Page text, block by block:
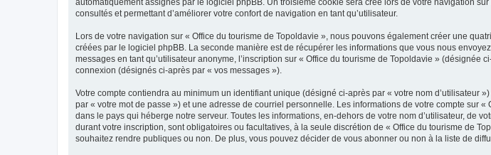
consultés et permettant d’améliorer votre confort de navigation en tant qu’utilisateur.
Lors de votre navigation sur « Office du tourisme de Topoldavie », nous pouvons également créer une
créées par le logiciel phpBB. La seconde manière est de récupérer les informations que vous nous
messages en tant qu’utilisateur anonyme, l’inscription sur « Office du tourisme de Topoldavie »
connexion (désignés ci-après par « vos messages »).
Votre compte contiendra au minimum un identifiant unique (désigné ci-après par « votre nom
par « votre mot de passe ») et une adresse de courriel personnelle. Les informations de votre compte sur
dans le pays qui héberge notre serveur. Toutes les informations, en-dehors de votre nom d’utilisateur, de
durant votre inscription, sont obligatoires ou facultatives, à la seule discrétion de « Office du tourisme de
souhaitez rendre publiques ou non. De plus, vous pouvez décider de vous abonner ou non à la liste de